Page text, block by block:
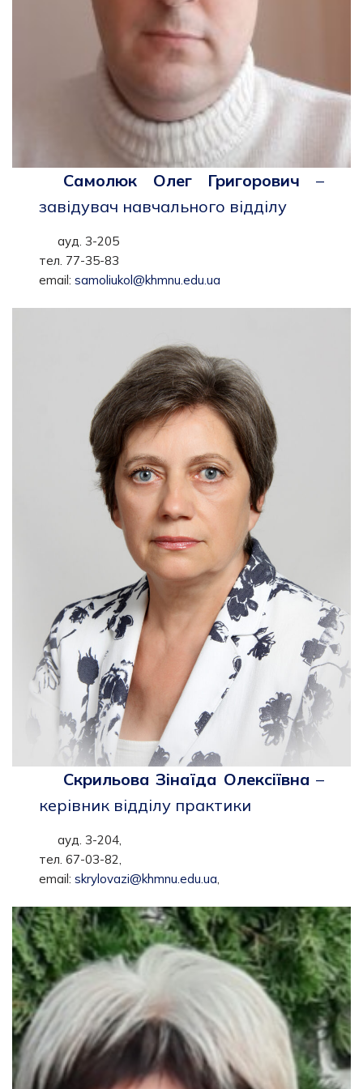
Самолюк Олег Григорович –
завідувач навчального відділу
ауд. 3-205
тел. 77-35-83
email:samoliukol@khmnu.edu.ua
Скрильова Зінаїда Олексіївна –
керівник відділу практики
ауд. 3-204,
тел. 67-03-82,
email:skrylovazi@khmnu.edu.ua